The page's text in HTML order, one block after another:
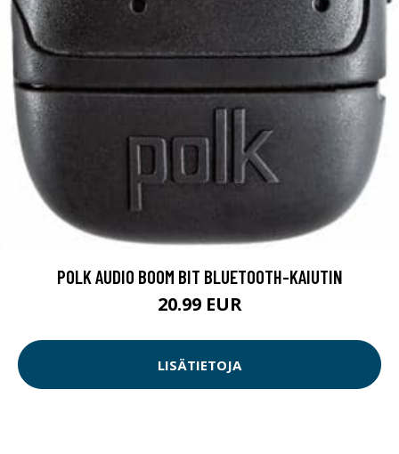
POLK AUDIO BOOM BIT BLUETOOTH-KAIUTIN
20.99 EUR
LISÄTIETOJA